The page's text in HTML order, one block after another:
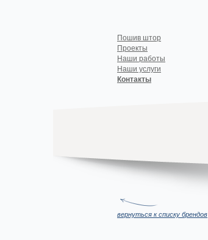
Пошив штор
Проекты
Наши работы
Наши услуги
Контакты
вернуться к списку брендов